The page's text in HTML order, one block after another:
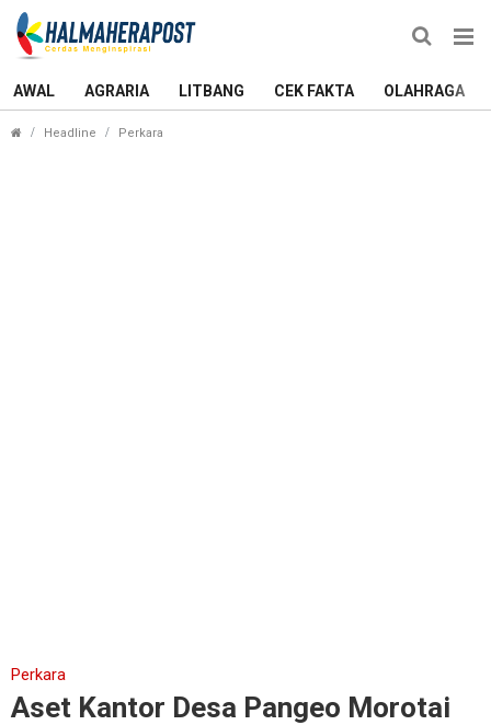
AWAL AGRARIA LITBANG CEK FAKTA OLAHRAGA
Headline Perkara
Perkara
Aset Kantor Desa Pangeo Morotai